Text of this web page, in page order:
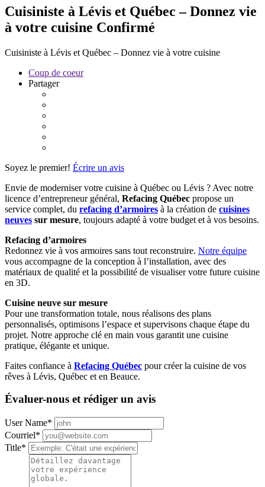
Cuisiniste à Lévis et Québec – Donnez vie
à votre cuisine Confirmé
Cuisiniste à Lévis et Québec – Donnez vie à votre cuisine
Coup de coeur
Partager
Soyez le premier! Écrire un avis
Envie de moderniser votre cuisine à Québec ou Lévis ? Avec notre
licence d’entrepreneur général, Refacing Québec propose un
service complet, du refacing d’armoires à la création de cuisines
neuves sur mesure, toujours adapté à votre budget et à vos besoins.
Refacing d’armoires
Redonnez vie à vos armoires sans tout reconstruire. Notre équipe
vous accompagne de la conception à l’installation, avec des
matériaux de qualité et la possibilité de visualiser votre future cuisine
en 3D.
Cuisine neuve sur mesure
Pour une transformation totale, nous réalisons des plans
personnalisés, optimisons l’espace et supervisons chaque étape du
projet. Notre approche clé en main vous garantit une cuisine
pratique, élégante et unique.
Faites confiance à Refacing Québec pour créer la cuisine de vos
rêves à Lévis, Québec et en Beauce.
Évaluer-nous et rédiger un avis
User Name*
Courriel*
Title*